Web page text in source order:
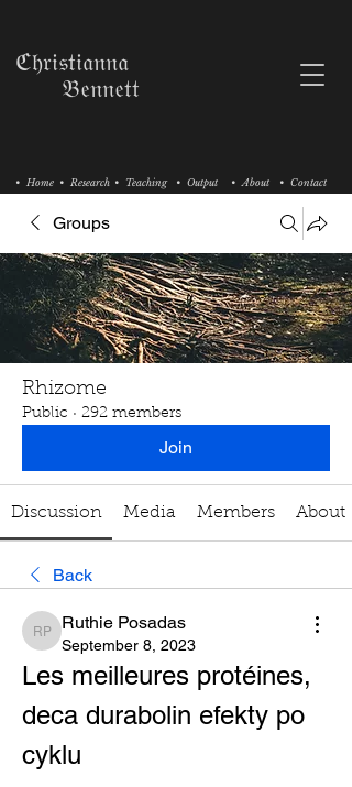
• Research • Teaching
• Home • Output • About • Contact
ℭ𝔥𝔯𝔦𝔰𝔱𝔦𝔞𝔫𝔫𝔞
𝔅𝔢𝔫𝔫𝔢𝔱𝔱
Groups
Rhizome
Public · 292 members
Join
Discussion Media Members About
Back
Ruthie Posadas
Ruthie Posadas
September 8, 2023
Les meilleures protéines,
deca durabolin efekty po
cyklu